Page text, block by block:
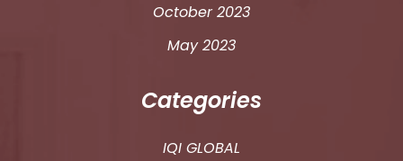
October 2023
May 2023
Categories
IQI GLOBAL